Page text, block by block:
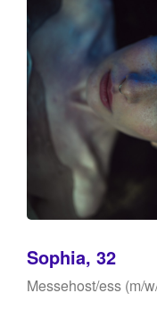
Sophia, 32
Messehost/ess (m/